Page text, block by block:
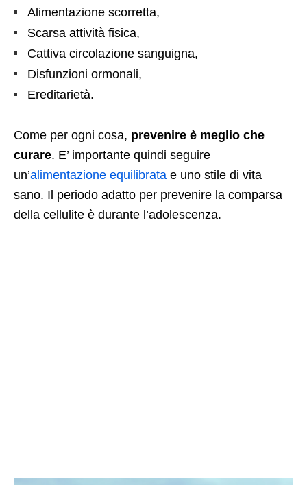
Alimentazione scorretta,
Scarsa attività fisica,
Cattiva circolazione sanguigna,
Disfunzioni ormonali,
Ereditarietà.
Come per ogni cosa, prevenire è meglio che
curare. E’ importante quindi seguire
un’alimentazione equilibrata e uno stile di vita
sano. Il periodo adatto per prevenire la comparsa
della cellulite è durante l’adolescenza.